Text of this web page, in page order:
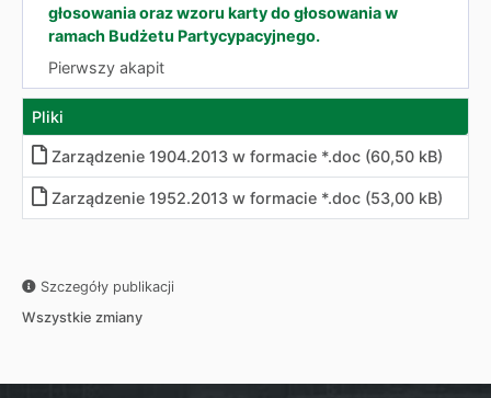
głosowania oraz wzoru karty do głosowania w
ramach Budżetu Partycypacyjnego.
Pierwszy akapit
Pliki
Zarządzenie 1904.2013 w formacie *.doc (60,50 kB)
Zarządzenie 1952.2013 w formacie *.doc (53,00 kB)
Szczegóły publikacji
Wszystkie zmiany